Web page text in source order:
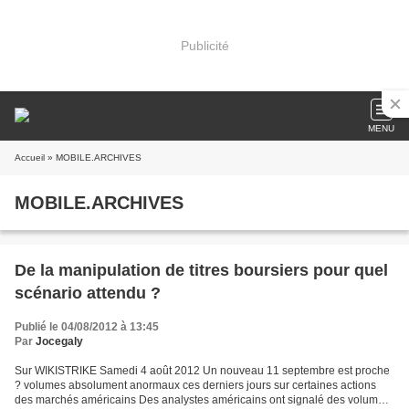
Publicité
MENU
Accueil » MOBILE.ARCHIVES
MOBILE.ARCHIVES
De la manipulation de titres boursiers pour quel
scénario attendu ?
Publié le 04/08/2012 à 13:45
Par Jocegaly
Sur WIKISTRIKE Samedi 4 août 2012 Un nouveau 11 septembre est proche
? volumes absolument anormaux ces derniers jours sur certaines actions
des marchés américains Des analystes américains ont signalé des volumes